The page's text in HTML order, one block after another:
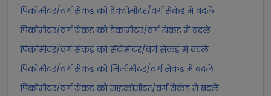
पिकोमीटर/वर्ग सेकंड को हेक्टोमीटर/वर्ग सेकंड में बदलें
पिकोमीटर/वर्ग सेकंड को डेकामीटर/वर्ग सेकंड में बदलें
पिकोमीटर/वर्ग सेकंड को सेंटीमीटर/वर्ग सेकंड में बदलें
पिकोमीटर/वर्ग सेकंड को मिलीमीटर/वर्ग सेकंड में बदलें
पिकोमीटर/वर्ग सेकंड को माइक्रोमीटर/वर्ग सेकंड में बदलें